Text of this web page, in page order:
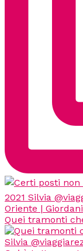
Quei tramonti